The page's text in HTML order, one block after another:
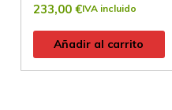
233,00€IVA incluido
Añadir al carrito